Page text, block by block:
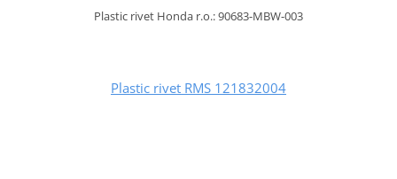
Plastic rivet Honda r.o.: 90683-MBW-003
Plastic rivet RMS 121832004